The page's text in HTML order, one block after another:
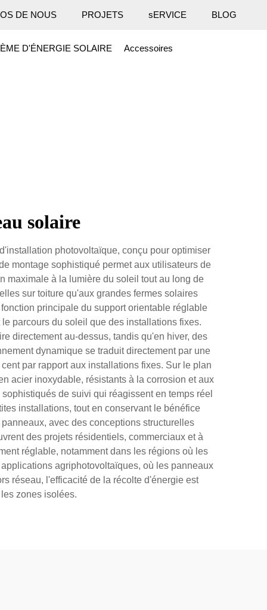
DE NOUS PROJETS sERVICE BLOG
D'ÉNERGIE SOLAIRE Accessoires
solaire
photovoltaïque, conçu pour optimiser
montage sophistiqué permet aux utilisateurs de
maximale à la lumière du soleil tout au long de
sur toiture qu'aux grandes fermes solaires
principale du support orientable réglable
parcours du soleil que des installations fixes.
directement au-dessus, tandis qu'en hiver, des
dynamique se traduit directement par une
par rapport aux installations fixes. Sur le plan
acier inoxydable, résistants à la corrosion et aux
de suivi qui réagissent en temps réel
installations, tout en conservant le bénéfice
avec des conceptions structurelles
des projets résidentiels, commerciaux et à
réglable, notamment dans les régions où les
agriphotovoltaïques, où les panneaux
réseau, l'efficacité de la récolte d'énergie est
zones isolées.